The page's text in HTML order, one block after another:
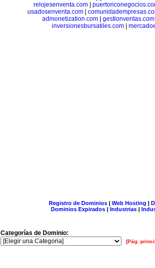
relojesenventa.com|
usadosenventa.com|
admonetization.com| gestionventas.com
inversionesbursatiles.com|
Registro de Dominios| Web Hosting |
Dominios Expirados | Industrias |
Categorías de Dominio:
[Pág.